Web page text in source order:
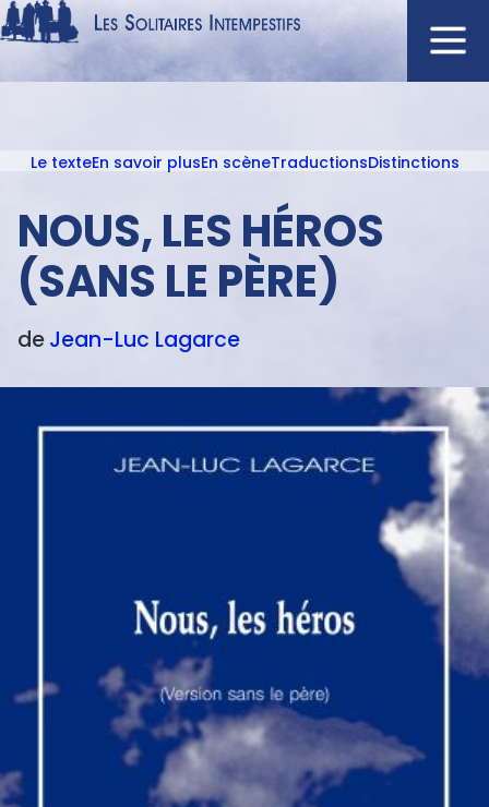
Aller
au
principal
Navigation
ACCUEIL
AUTEURS
À L'AFFICHE
DISTINCTIONS
CRITIQUES
PODCASTS
texte
Le texteEn savoir plusEn scèneTraductionsDistinctions
NOUS, LES HÉROS
(SANS LE PÈRE)
deJean-Luc Lagarce